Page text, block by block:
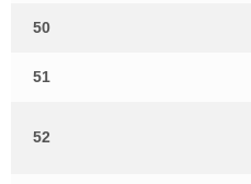
50
51
52